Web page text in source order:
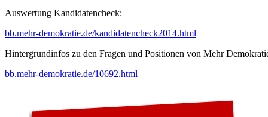
Auswertung Kandidatencheck:
bb.mehr-demokratie.de/kandidatencheck2014.html
Hintergrundinfos zu den Fragen und Positionen von Mehr
bb.mehr-demokratie.de/10692.html